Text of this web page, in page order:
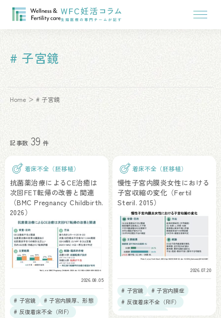
# 子宮鏡
Home # 子宮鏡
記事数 39 件
着床不全（胚移植）
抗菌薬治療によるCE治癒は
次回FET転帰の改善と関連
（BMC Pregnancy Childbirth.
2026）
2026.08.05
# 子宮鏡
# 子宮内膜厚、形態
# 反復着床不全（RIF）
着床不全（胚移植）
慢性子宮内膜炎女性における
子宮収縮の変化（Fertil
Steril. 2015）
2026.07.20
# 子宮鏡
# 子宮内膜症
# 反復着床不全（RIF）
# 不育症（RPL）